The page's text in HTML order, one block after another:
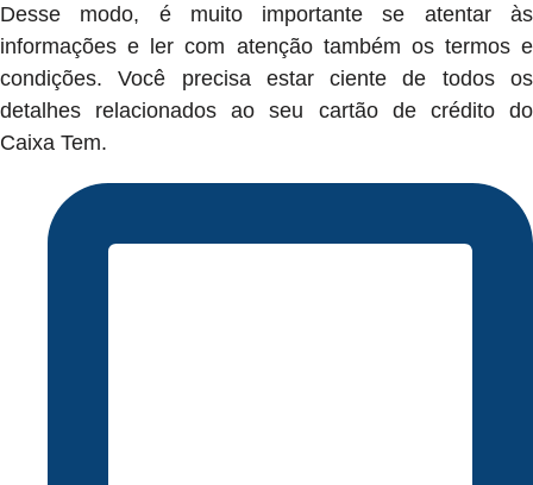
Desse modo, é muito importante se atentar às
informações e ler com atenção também os termos e
condições. Você precisa estar ciente de todos os
detalhes relacionados ao seu cartão de crédito do
Caixa Tem.